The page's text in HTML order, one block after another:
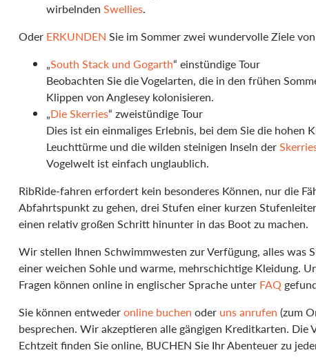
wirbelnden Swellies.
Oder ERKUNDEN Sie im Sommer zwei wundervolle Ziele
„South Stack und Gogarth“ einstündige Tour
Beobachten Sie die Vogelarten, die in den frühen
Klippen von Anglesey kolonisieren.
„Die Skerries“ zweistündige Tour
Dies ist ein einmaliges Erlebnis, bei dem Sie die hohen
Leuchttürme und die wilden steinigen Inseln der
Vogelwelt ist einfach unglaublich.
RibRide-fahren erfordert kein besonderes Können, nur die
Abfahrtspunkt zu gehen, drei Stufen einer kurzen
einen relativ großen Schritt hinunter in das Boot zu machen.
Wir stellen Ihnen Schwimmwesten zur Verfügung, alles was
einer weichen Sohle und warme, mehrschichtige Kleidung.
Fragen können online in englischer Sprache unter FAQ
Sie können entwederonline buchen oder uns anrufen (zum
besprechen. Wir akzeptieren alle gängigen Kreditkarten. Die
Echtzeit finden Sie online, BUCHEN Sie Ihr Abenteuer zu